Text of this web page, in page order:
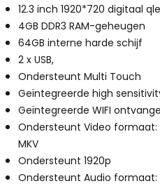
12.3 inch 1920*720 digitaal
4GB DDR3 RAM-geheugen
64GB interne harde schijf
2 x USB,
Ondersteunt Multi Touch
Geïntegreerde high
Geïntegreerde WIFI
Ondersteunt Video formaat:
MKV
Ondersteunt 1920p
Ondersteunt Audio formaat: